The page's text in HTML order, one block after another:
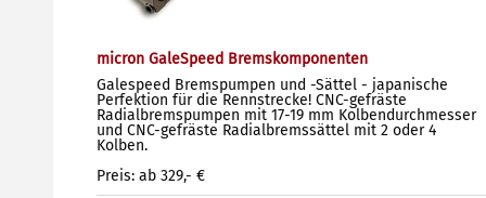
micron GaleSpeed Bremskomponenten
Galespeed Bremspumpen und -Sättel - japanische
Perfektion für die Rennstrecke! CNC-gefräste
Radialbremspumpen mit 17-19 mm Kolbendurchmesser
und CNC-gefräste Radialbremssättel mit 2 oder 4
Kolben.
Preis: ab 329,- €